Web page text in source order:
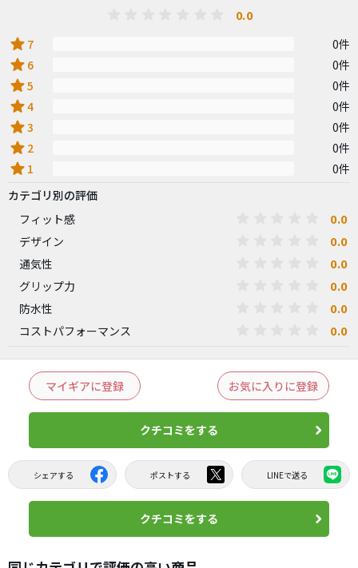
0.0
star 7 0件
star 6 0件
star5 0件
star4 0件
star3 0件
star 2 0件
star 1
0件
カテゴリ別の評価
フィット感
0.0
デザイン 0.0
通気性 0.0
グリップ力 0.0
防水性 0.0
コストパフォーマンス 0.0
マイギアに登録 お気に入りに登録
クチコミをする
シェアする ポストする LINEで送る
クチコミをする